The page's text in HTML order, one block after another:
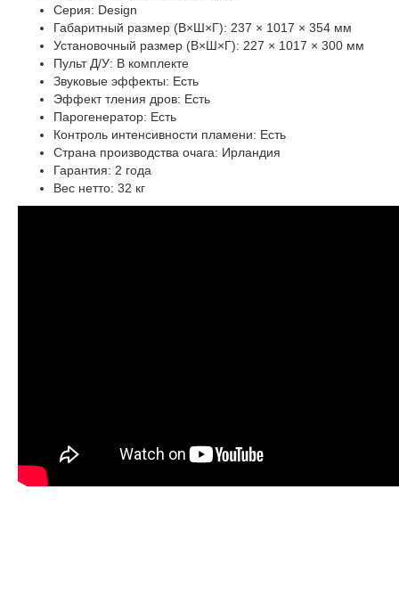
Серия: Design
Габаритный размер (В×Ш×Г): 237 × 1017 × 354 мм
Установочный размер (В×Ш×Г): 227 × 1017 × 300 мм
Пульт Д/У: В комплекте
Звуковые эффекты: Есть
Эффект тления дров: Есть
Парогенератор: Есть
Контроль интенсивности пламени: Есть
Страна производства очага: Ирландия
Гарантия: 2 года
Вес нетто: 32 кг